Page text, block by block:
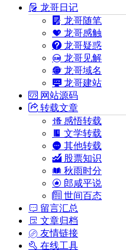
龙哥日记
龙哥随笔
龙哥感触
龙哥疑惑
龙哥见解
龙哥域名
龙哥建站
网站源码
转载文章
感悟转载
文学转载
其他转载
股票知识
秋雨时分
郎咸平说
世间百态
留言汇总
文章归档
友情链接
在线工具